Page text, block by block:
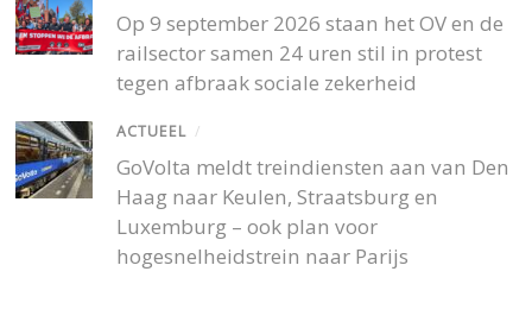
Op 9 september 2026 staan het OV en de
railsector samen 24 uren stil in protest
tegen afbraak sociale zekerheid
ACTUEEL /
GoVolta meldt treindiensten aan van Den
Haag naar Keulen, Straatsburg en
Luxemburg – ook plan voor
hogesnelheidstrein naar Parijs